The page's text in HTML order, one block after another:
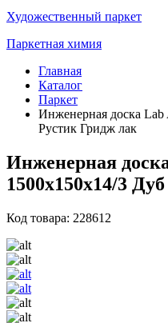
Художественный паркет
Паркетная химия
Главная
Каталог
Паркет
Инженерная доска Lab
Рустик Гридж лак
Инженерная
1500х150х14/3
Код товара: 228612